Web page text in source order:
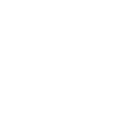
PROJECT